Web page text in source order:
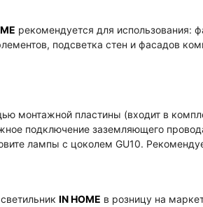
рекомендуется для использования:
подсветка стен и фасадов
монтажной пластины (входит в
подключение заземляющего
лампы с цоколем GU10.
IN HOME в розницу на